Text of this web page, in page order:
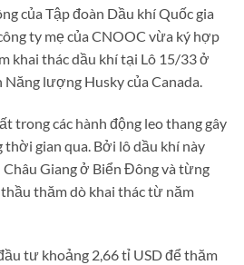
của Tập đoàn Dầu khí Quốc gia
ty mẹ của CNOOC vừa ký hợp
khai thác dầu khí tại Lô 15/33 ở
lượng Husky của Canada.
trong các hành động leo thang gây
gian qua. Bởi lô dầu khí này
Giang ở Biển Đông và từng
thăm dò khai thác từ năm
tư khoảng 2,66 tỉ USD để thăm